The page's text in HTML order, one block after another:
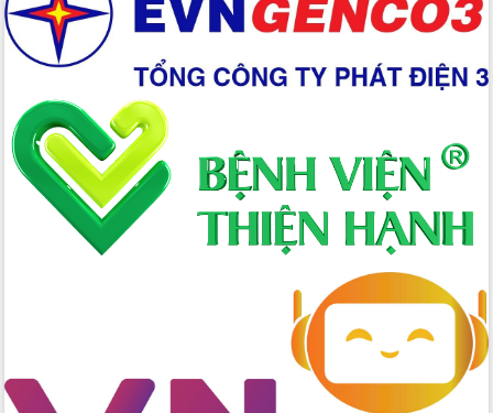
Hội nghị lần thứ nhất Ban Chỉ đạo
công tác bầu cử tỉnh Đắk Lắk
Hội nghị UBND tỉnh thường kỳ tháng
Kỳ họp chuyên đề lần thứ Ba, HĐND
tỉnh khóa X
Bí thư Tỉnh ủy Lương Nguyễn Minh
Triết kiểm tra việc thực hiện chống
khai thác IUU
Hội thảo chuyên đề “Hành trình xuất
khẩu nông sản Việt Nam qua thương
được chỉ định làm Bí thư Tỉnh ủy Đắk
Lắk nhiệm kỳ 2025 – 2030